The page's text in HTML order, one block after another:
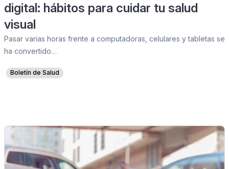
digital: hábitos para cuidar tu salud
visual
Pasar varias horas frente a computadoras, celulares y tabletas se
ha convertido…
Boletín de Salud